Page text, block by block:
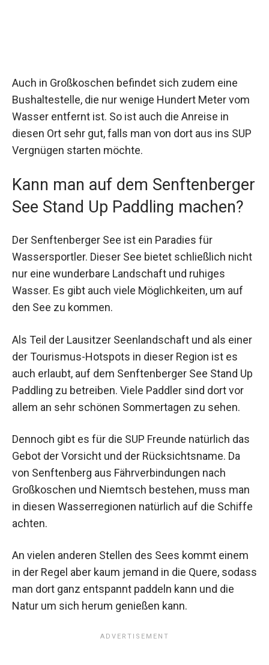
Auch in Großkoschen befindet sich zudem eine
Bushaltestelle, die nur wenige Hundert Meter vom
Wasser entfernt ist. So ist auch die Anreise in
diesen Ort sehr gut, falls man von dort aus ins SUP
Vergnügen starten möchte.
Kann man auf dem Senftenberger
See Stand Up Paddling machen?
Der Senftenberger See ist ein Paradies für
Wassersportler. Dieser See bietet schließlich nicht
nur eine wunderbare Landschaft und ruhiges
Wasser. Es gibt auch viele Möglichkeiten, um auf
den See zu kommen.
Als Teil der Lausitzer Seenlandschaft und als einer
der Tourismus-Hotspots in dieser Region ist es
auch erlaubt, auf dem Senftenberger See Stand Up
Paddling zu betreiben. Viele Paddler sind dort vor
allem an sehr schönen Sommertagen zu sehen.
Dennoch gibt es für die SUP Freunde natürlich das
Gebot der Vorsicht und der Rücksichtsname. Da
von Senftenberg aus Fährverbindungen nach
Großkoschen und Niemtsch bestehen, muss man
in diesen Wasserregionen natürlich auf die Schiffe
achten.
An vielen anderen Stellen des Sees kommt einem
in der Regel aber kaum jemand in die Quere, sodass
man dort ganz entspannt paddeln kann und die
Natur um sich herum genießen kann.